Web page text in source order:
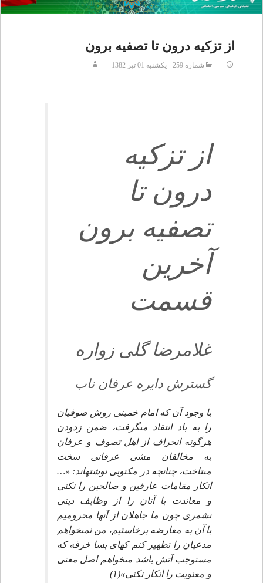
از تزكيه درون تا تصفيه برون
شماره 259 - يکشنبه 01 تير 1382
از تزكيه
درون تا
تصفيه برون‏
آخرين
قسمت‏
غلامرضا گلى زواره‏
گسترش دايره عرفان ناب‏
با وجود آن كه امام خمينى روش صوفيان
را به باد انتقاد مى‏گرفت، ضمن زدودن
هرگونه انحراف از اهل تصوف و عرفان
به مخالفان مشى عرفانى سخت
مى‏تاخت، چنانچه در مكتوبى نوشته‏اند: «…
انكار مقامات عارفين و صالحين را نكنى
و معاندت با آنان را از وظايف دينى
نشمرى چون ما جاهلان از آنها محروميم
با آن به معارضه برخاستيم، من نمى‏خواهم
مدعيان را تطهير كنم كه‏اى بسا خرقه كه
مستوجب آتش باشد مى‏خواهم اصل معنى
و معنويت را انكار نكنى»(1)